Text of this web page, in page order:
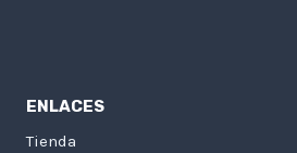
ENLACES
Tienda